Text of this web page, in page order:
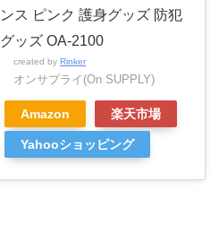
ンス ピンク 護身グッズ 防犯
グッズ OA-2100
created by Rinker
オンサプライ(On SUPPLY)
Amazon 楽天市場
Yahooショッピング